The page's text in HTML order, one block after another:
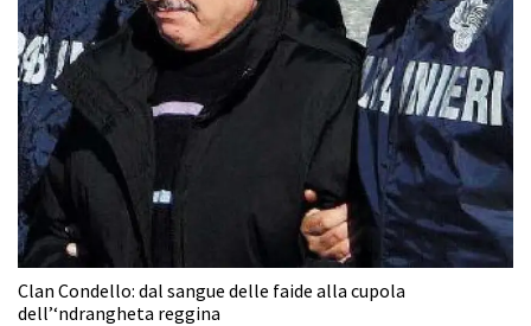
Clan Condello: dal sangue delle faide alla cupola
dell’‘ndrangheta reggina